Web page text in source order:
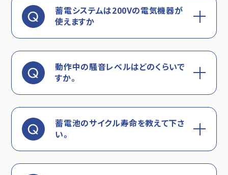
蓄電システムは200Vの電気機器が
使えますか
動作中の騒音レベルはどのくらいで
すか。
蓄電池のサイクル寿命を教えて下さ
い。